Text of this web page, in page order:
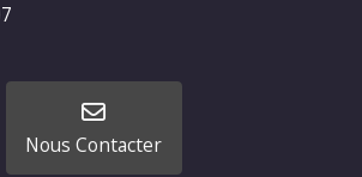
Nous Contacter